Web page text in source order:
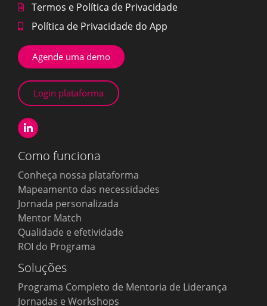
Termos e Política de Privacidade
Política de Privacidade do App
Agende uma demo
Login plataforma
Como funciona
Conheça nossa plataforma
Mapeamento das necessidades
Jornada personalizada
Mentor Match
Qualidade e efetividade
ROI do Programa
Soluções
Programa Completo de Mentoria de Liderança
Jornadas e Workshops